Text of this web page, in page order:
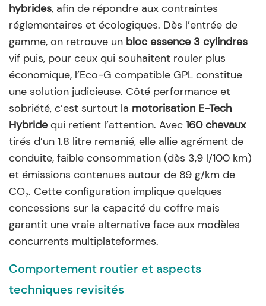
hybrides, afin de répondre aux contraintes
réglementaires et écologiques. Dès l’entrée de
gamme, on retrouve un bloc essence 3 cylindres
vif puis, pour ceux qui souhaitent rouler plus
économique, l’Eco-G compatible GPL constitue
une solution judicieuse. Côté performance et
sobriété, c’est surtout la motorisation E-Tech
Hybridequi retient l’attention. Avec 160 chevaux
tirés d’un 1.8 litre remanié, elle allie agrément de
conduite, faible consommation (dès 3,9 l/100 km)
et émissions contenues autour de 89 g/km de
CO₂. Cette configuration implique quelques
concessions sur la capacité du coffre mais
garantit une vraie alternative face aux modèles
concurrents multiplateformes.
Comportement routier et aspects
techniques revisités